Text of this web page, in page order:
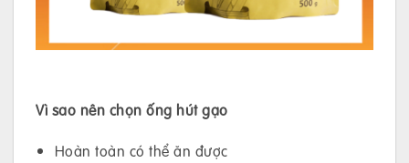
Vì sao nên chọn ống hút gạo
Hoàn toàn có thể ăn được